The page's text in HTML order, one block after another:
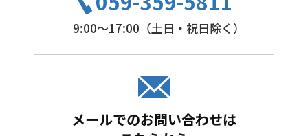
9:00～17:00（土日・祝日除く）
メールでのお問い合わせは